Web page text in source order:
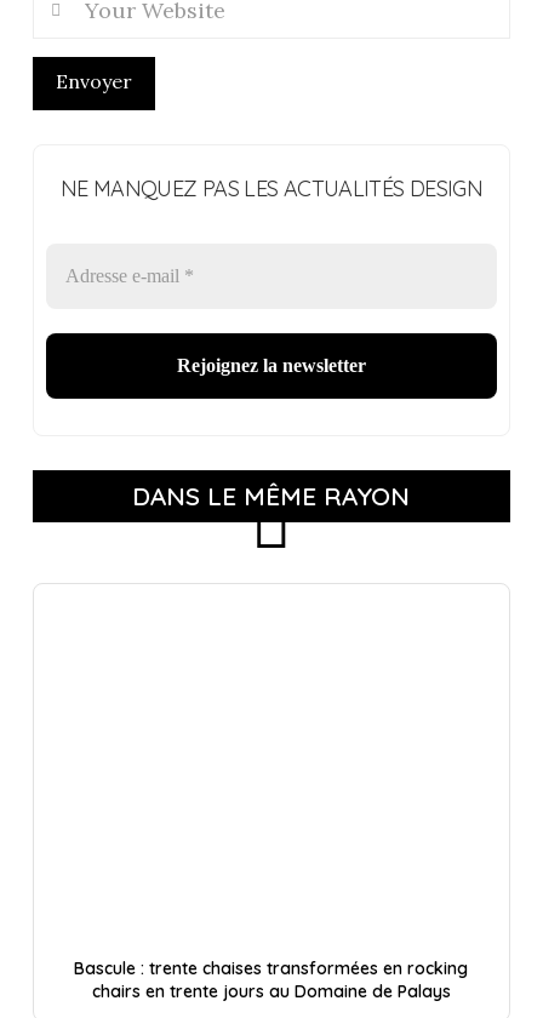
Envoyer
NE MANQUEZ PAS LES ACTUALITÉS DESIGN
DANS LE MÊME RAYON
Bascule : trente chaises transformées en rocking
chairs en trente jours au Domaine de Palays